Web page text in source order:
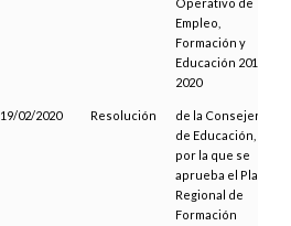
Operativo de
Empleo,
Formación y
Educación 2014-
2020
19/02/2020 Resolución
de la Consejería
de Educación,
por la que se
aprueba el Plan
Regional de
Formación